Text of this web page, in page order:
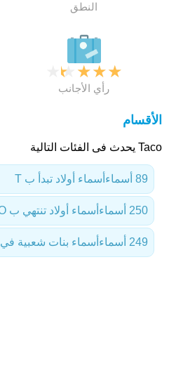
النطق
★
★
★
★
رأي الأجانب
الأقسام
Taco يحدث فى الفئات التالية
أسماء أولاد تبدأ ب T 89 أسماء
أسماء أولاد تنتهي ب O 250 أسماء
أسماء بنات شعبية في fa 249 أسماء